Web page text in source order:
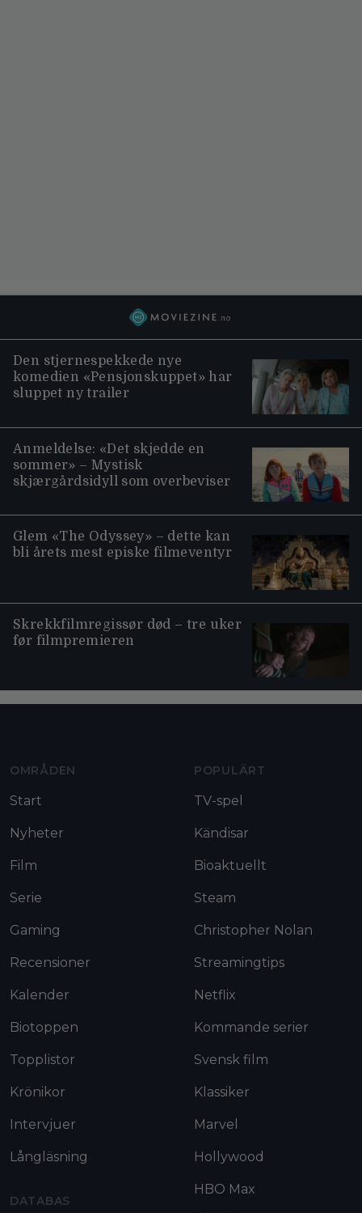
Den stjernespekkede nye
komedien «Pensjonskuppet» har
sluppet ny trailer
Anmeldelse: «Det skjedde en
sommer» – Mystisk
skjærgårdsidyll som overbeviser
Glem «The Odyssey» – dette kan
bli årets mest episke filmeventyr
Skrekkfilmregissør død – tre uker
før filmpremieren
OMRÅDEN
Start
Nyheter
Film
Serie
Gaming
Recensioner
Kalender
Biotoppen
Topplistor
Krönikor
Intervjuer
Långläsning
DATABAS
POPULÄRT
TV-spel
Kändisar
Bioaktuellt
Steam
Christopher Nolan
Streamingtips
Netflix
Kommande serier
Svensk film
Klassiker
Marvel
Hollywood
HBO Max